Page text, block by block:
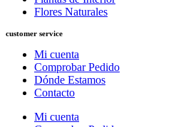
Flores Naturales
customer service
Mi cuenta
Comprobar Pedido
Dónde Estamos
Contacto
Mi cuenta